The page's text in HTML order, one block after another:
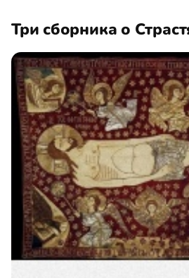
Три сборника о